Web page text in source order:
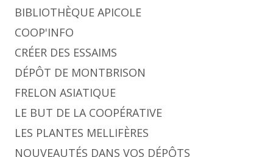
BIBLIOTHÈQUE APICOLE
COOP'INFO
CRÉER DES ESSAIMS
DÉPÔT DE MONTBRISON
FRELON ASIATIQUE
LE BUT DE LA COOPÉRATIVE
LES PLANTES MELLIFÈRES
NOUVEAUTÉS DANS VOS DÉPÔTS